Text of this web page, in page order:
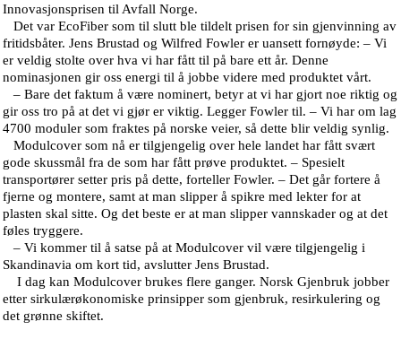
Innovasjonsprisen til Avfall Norge.
Det var EcoFiber som til slutt ble tildelt prisen for sin gjenvinning av
fritidsbåter. Jens Brustad og Wilfred Fowler er uansett fornøyde: – Vi
er veldig stolte over hva vi har fått til på bare ett år. Denne
nominasjonen gir oss energi til å jobbe videre med produktet vårt.
– Bare det faktum å være nominert, betyr at vi har gjort noe riktig og
gir oss tro på at det vi gjør er viktig. Legger Fowler til. – Vi har om lag
4700 moduler som fraktes på norske veier, så dette blir veldig synlig.
Modulcover som nå er tilgjengelig over hele landet har fått svært
gode skussmål fra de som har fått prøve produktet. – Spesielt
transportører setter pris på dette, forteller Fowler. – Det går fortere å
fjerne og montere, samt at man slipper å spikre med lekter for at
plasten skal sitte. Og det beste er at man slipper vannskader og at det
føles tryggere.
– Vi kommer til å satse på at Modulcover vil være tilgjengelig i
Skandinavia om kort tid, avslutter Jens Brustad.
I dag kan Modulcover brukes flere ganger. Norsk Gjenbruk jobber
etter sirkulærøkonomiske prinsipper som gjenbruk, resirkulering og
det grønne skiftet.